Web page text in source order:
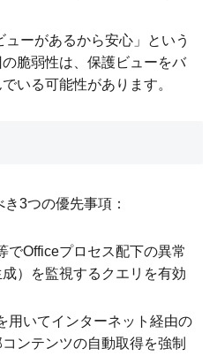
ューがあるから安心」という
脆弱性は、保護ビューをバ
いる可能性があります。
3つの優先事項：
でOfficeプロセス配下の異常
）を監視するクエリを有効
用いてインターネット経由の
ンテンツの自動取得を強制